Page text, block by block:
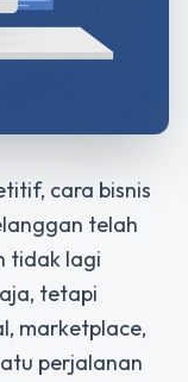
cara bisnis
telah
tidak lagi
tetapi
marketplace,
perjalanan